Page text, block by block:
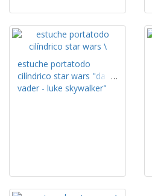
estuche portatodo
cilíndrico star wars "darth
vader - luke skywalker"